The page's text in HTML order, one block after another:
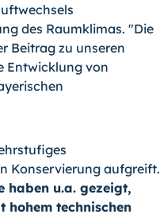
des Raumklimas. "Die
Beitrag zu unseren
Entwicklung von
Konservierung aufgreift.
haben u.a. gezeigt,
technischen